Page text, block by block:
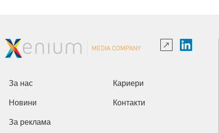
За нас Кариери
Новини Контакти
За реклама